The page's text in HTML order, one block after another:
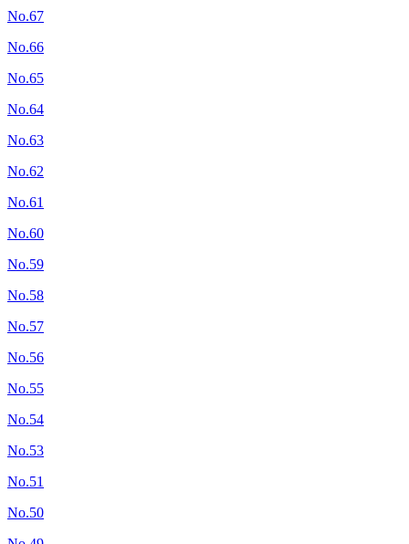
No.67
No.66
No.65
No.64
No.63
No.62
No.61
No.60
No.59
No.58
No.57
No.56
No.55
No.54
No.53
No.51
No.50